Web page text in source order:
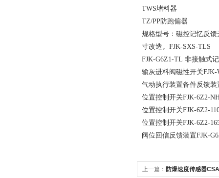
TWS堵料器
TZ/PP防跑偏器
规格型号：磁控记忆反
寸改造。FJK-SXS-TLS
FJK-G6Z1-TL 非接触式
输灰进料阀磁性开关FJK-
气动执行装置备件反馈装
位置控制开关FJK-6Z2-
位置控制开关FJK-6Z2-
位置控制开关FJK-6Z2-
阀位回信反馈装置FJK-
上一篇： 防爆速度传感器